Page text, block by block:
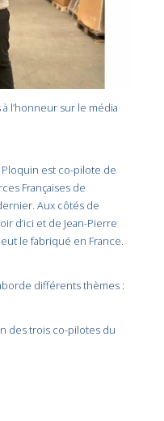
l’honneur sur le média
est co-pilote de
Françaises de
Aux côtés de
d’ici et de Jean-Pierre
le fabriqué en France.
différents thèmes :
des trois co-pilotes du